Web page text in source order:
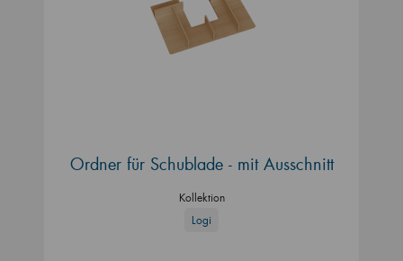
Ordner für Schublade - mit Ausschnitt
Kollektion
Logi